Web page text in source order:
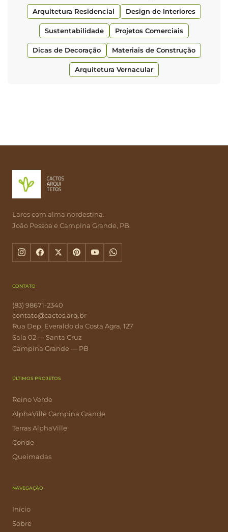
Arquitetura Residencial Design de Interiores
Sustentabilidade Projetos Comerciais
Dicas de Decoração Materiais de Construção
Arquitetura Vernacular
Lares com alma nordestina.
João Pessoa e Campina Grande, PB.
CONTATO
(83) 98671-2340
contato@cactos.arq.br
Rua Dep. Everaldo da Costa Agra, 127
Sala 02 — Santa Cruz
Campina Grande — PB
ÚLTIMOS PROJETOS
Reino Verde
AlphaVille Campina Grande
Terras AlphaVille
Conde
Queimadas
NAVEGAÇÃO
Início
Sobre